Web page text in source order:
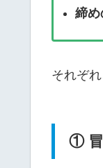
締め
それぞ
① 冒